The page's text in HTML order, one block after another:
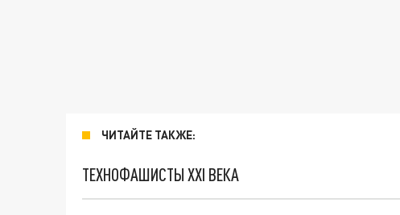
ЧИТАЙТЕ ТАКЖЕ:
ТЕХНОФАШИСТЫ XXI ВЕКА